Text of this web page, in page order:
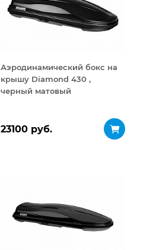
Аэродинамический бокс на
крышу Diamond 430 ,
черный матовый
23100 руб.